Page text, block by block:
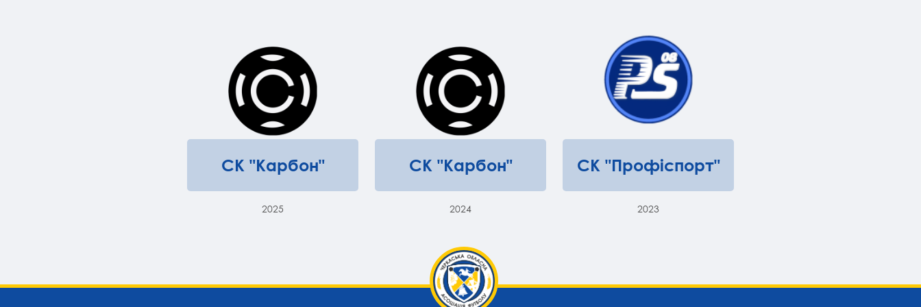
СК "Карбон"
2025
СК "Карбон"
2024
СК "Профіспорт"
2023